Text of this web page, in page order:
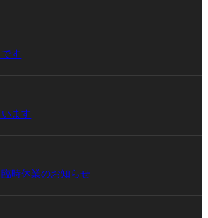
す
ます
時休業のお知らせ